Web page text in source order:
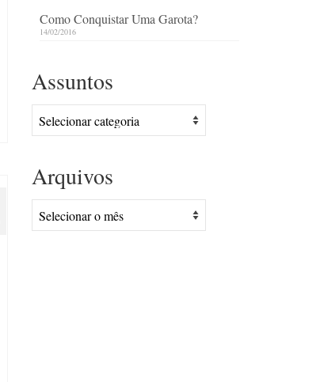
Como Conquistar Uma Garota?
14/02/2016
Assuntos
Assuntos
Arquivos
Arquivos